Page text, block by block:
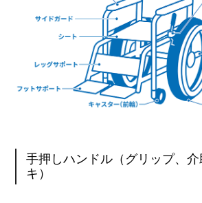
手押しハンドル（グリップ、
キ）